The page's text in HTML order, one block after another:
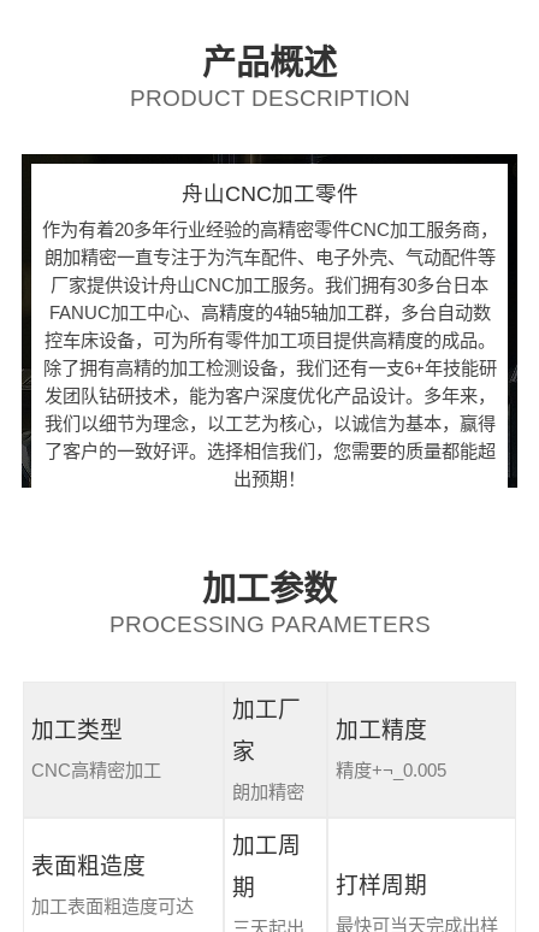
产品概述
PRODUCT DESCRIPTION
舟山CNC加工零件
作为有着20多年行业经验的高精密零件CNC加工服务商，
朗加精密一直专注于为汽车配件、电子外壳、气动配件等
厂家提供设计舟山CNC加工服务。我们拥有30多台日本
FANUC加工中心、高精度的4轴5轴加工群，多台自动数
控车床设备，可为所有零件加工项目提供高精度的成品。
除了拥有高精的加工检测设备，我们还有一支6+年技能研
发团队钻研技术，能为客户深度优化产品设计。多年来，
我们以细节为理念，以工艺为核心，以诚信为基本，赢得
了客户的一致好评。选择相信我们，您需要的质量都能超
出预期！
加工参数
PROCESSING PARAMETERS
加工类型
CNC高精密加工
加工厂
家
朗加精密
加工精度
精度+¬_0.005
表面粗造度
加工表面粗造度可达
加工周
期
三天起出
打样周期
最快可当天完成出样